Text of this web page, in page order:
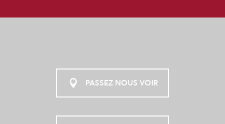
PASSEZ NOUS VOIR